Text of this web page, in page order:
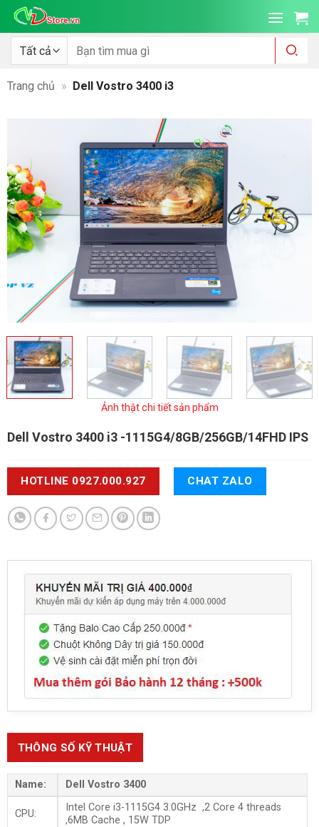
qua
dung
Tìm
kiếm:
Trang chủ » Dell Vostro 3400 i3
Ảnh thật chi tiết sản phẩm
Dell Vostro 3400 i3 -1115G4/8GB/256GB/14FHD IPS
HOTLINE 0927.000.927 CHAT ZALO
THÔNG SỐ KỸ THUẬT
Name: Dell Vostro 3400
CPU:
Intel Core i3-1115G4 3.0GHz ,2 Core 4 threads
,6MB Cache , 15W TDP